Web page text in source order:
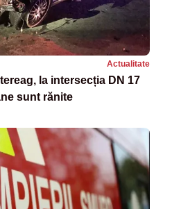
Actualitate
la intersecția DN 17
sunt rănite